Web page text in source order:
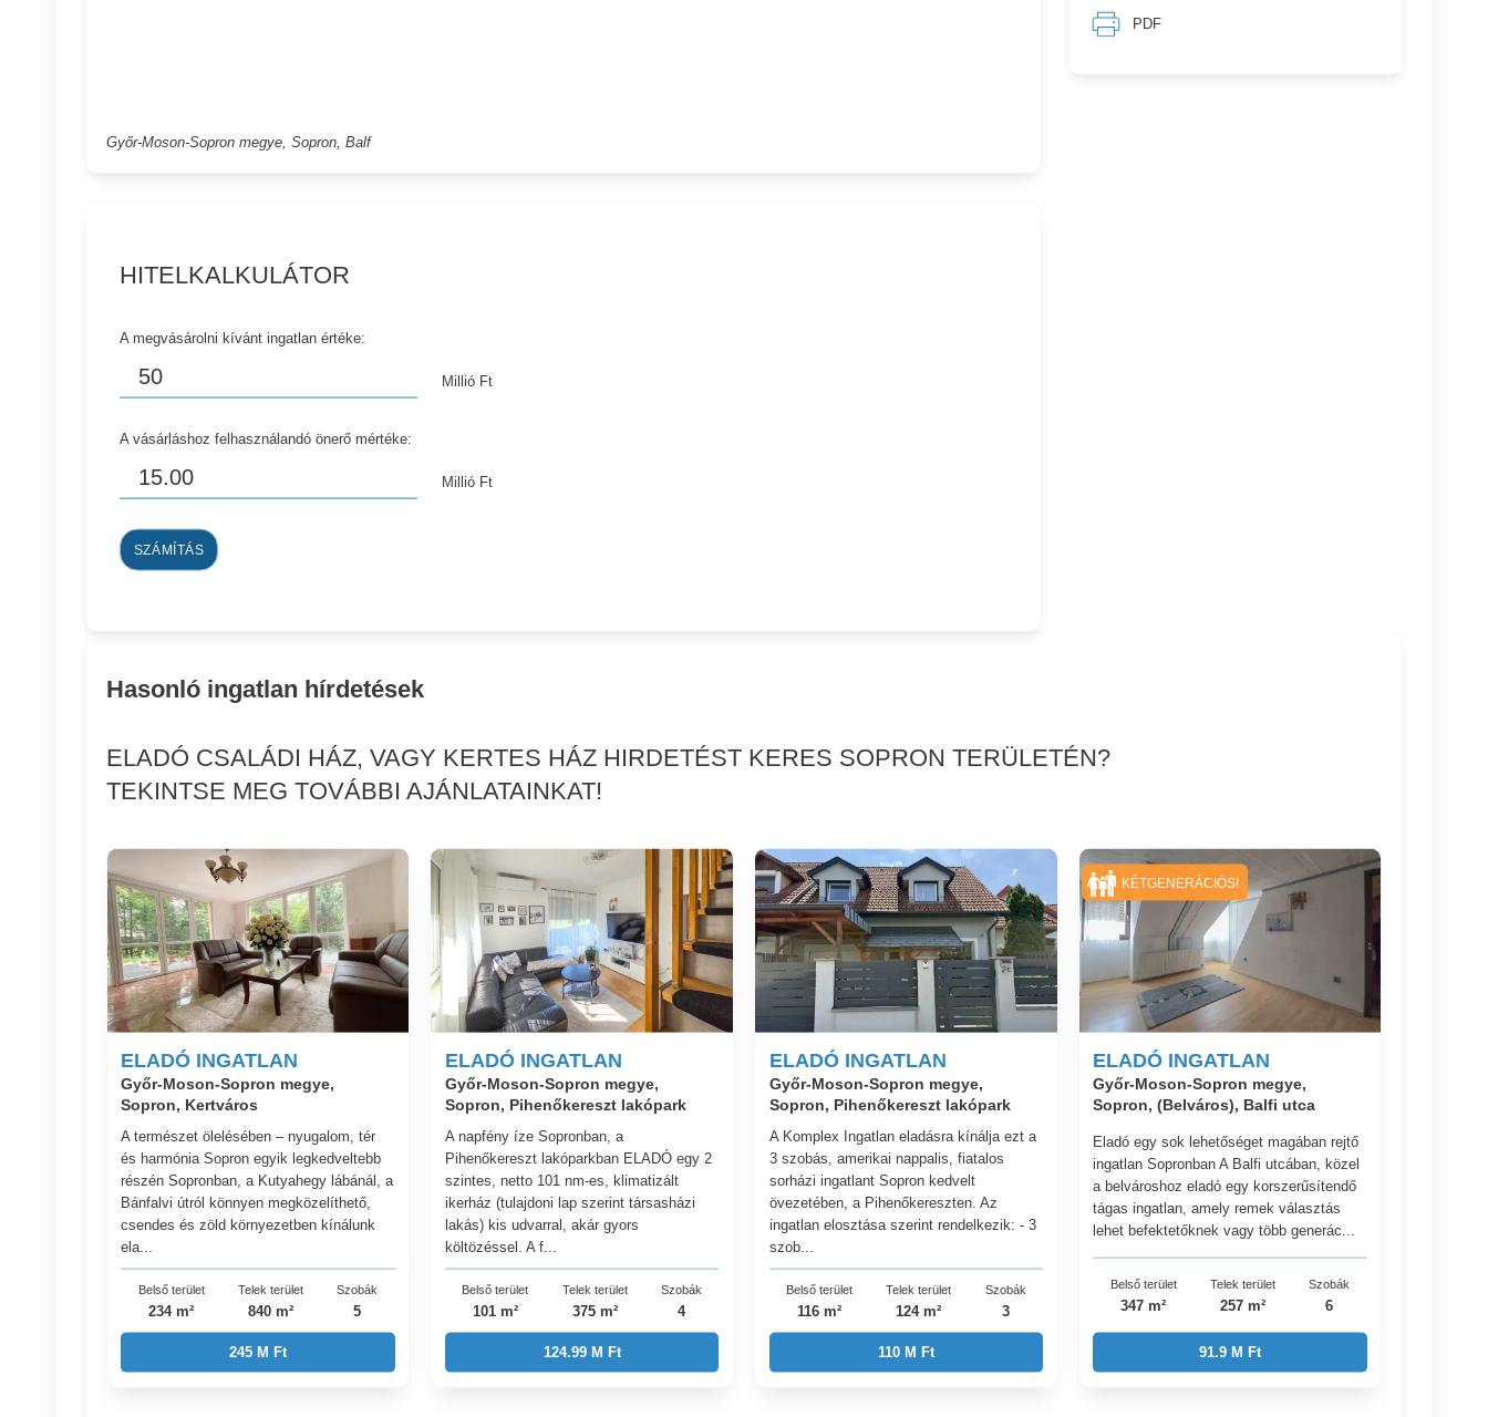
PDF
Győr-Moson-Sopron megye, Sopron, Balf
HITELKALKULÁTOR
A megvásárolni kívánt ingatlan értéke:
Millió Ft
A vásárláshoz felhasználandó önerő mértéke:
Millió Ft
SZÁMÍTÁS
Hasonló ingatlan hírdetések
ELADÓ CSALÁDI HÁZ, VAGY KERTES HÁZ HIRDETÉST KERES SOPRON TERÜLETÉN?
TEKINTSE MEG TOVÁBBI AJÁNLATAINKAT!
ELADÓ INGATLAN
Győr-Moson-Sopron megye,
Sopron, Kertváros
A természet ölelésében – nyugalom, tér
és harmónia Sopron egyik legkedveltebb
részén Sopronban, a Kutyahegy lábánál, a
Bánfalvi útról könnyen megközelíthető,
csendes és zöld környezetben kínálunk
ela...
Belső terület
234 m²
Telek terület
840 m²
Szobák
5
245 M Ft
ELADÓ INGATLAN
Győr-Moson-Sopron megye,
Sopron, Pihenőkereszt lakópark
A napfény íze Sopronban, a
Pihenőkereszt lakóparkban ELADÓ egy 2
szintes, netto 101 nm-es, klimatizált
ikerház (tulajdoni lap szerint társasházi
lakás) kis udvarral, akár gyors
költözéssel. A f...
Belső terület
101 m²
Telek terület
375 m²
Szobák
4
124.99 M Ft
ELADÓ INGATLAN
Győr-Moson-Sopron megye,
Sopron, Pihenőkereszt lakópark
A Komplex Ingatlan eladásra kínálja ezt a
3 szobás, amerikai nappalis, fiatalos
sorházi ingatlant Sopron kedvelt
övezetében, a Pihenőkereszten. Az
ingatlan elosztása szerint rendelkezik: - 3
szob...
Belső terület
116 m²
Telek terület
124 m²
Szobák
3
110 M Ft
ELADÓ INGATLAN
Győr-Moson-Sopron megye,
Sopron, (Belváros), Balfi utca
Eladó egy sok lehetőséget magában rejtő
ingatlan Sopronban A Balfi utcában, közel
a belvároshoz eladó egy korszerűsítendő
tágas ingatlan, amely remek választás
lehet befektetőknek vagy több generác...
Belső terület
347 m²
Telek terület
257 m²
Szobák
6
91.9 M Ft
KÉTGENERÁCIÓS!